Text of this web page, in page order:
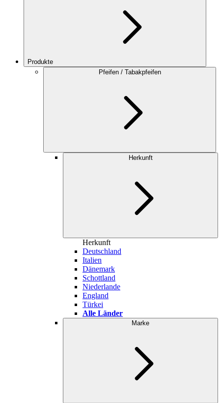
Produkte
Pfeifen / Tabakpfeifen
Herkunft
Herkunft
Deutschland
Italien
Dänemark
Schottland
Niederlande
England
Türkei
Alle Länder
Marke